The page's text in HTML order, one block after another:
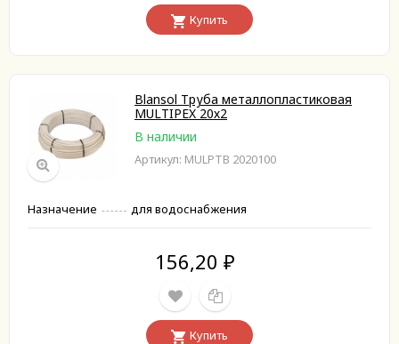
Купить
Blansol Труба металлопластиковая
MULTIPEX 20х2
В наличии
Артикул: MULPTB 2020100
Назначение для водоснабжения
156,20 ₽
Купить